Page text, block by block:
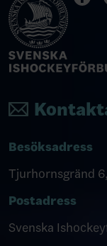
Besöksadress
Tjurhornsgränd
Postadress
Svenska